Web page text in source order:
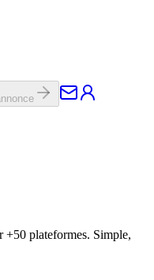
plateformes. Simple,